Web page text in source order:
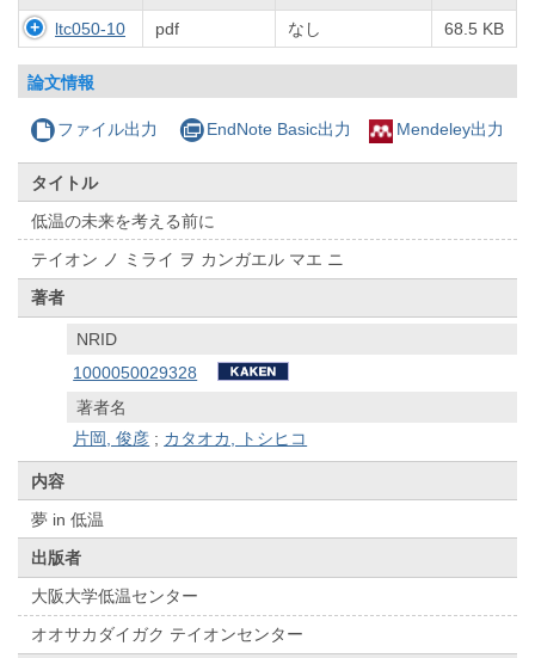
ltc050-10 pdf なし 68.5 KB
論文情報
ファイル出力 EndNote Basic出力 Mendeley出力
タイトル
低温の未来を考える前に
テイオン ノ ミライ ヲ カンガエル マエ ニ
著者
NRID
1000050029328
著者名
片岡, 俊彦 ; カタオカ, トシヒコ
内容
夢 in 低温
出版者
大阪大学低温センター
オオサカダイガク テイオンセンター